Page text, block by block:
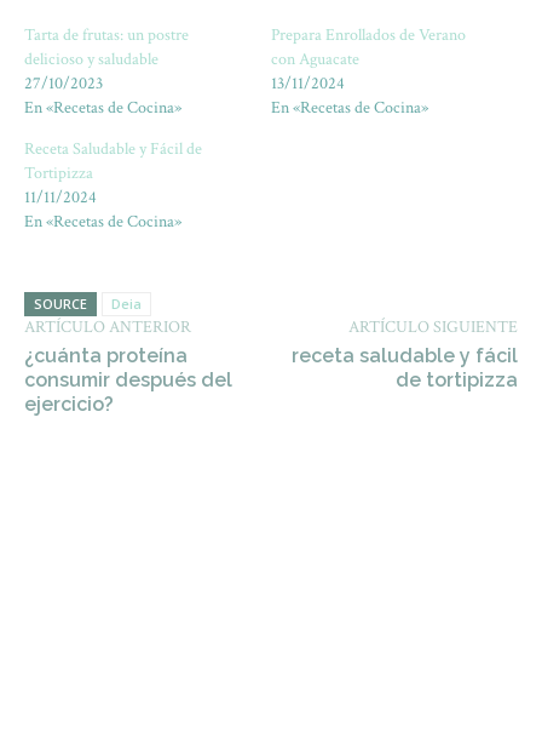
Tarta de frutas: un postre
delicioso y saludable
27/10/2023
En «Recetas de Cocina»
Prepara Enrollados de Verano
con Aguacate
13/11/2024
En «Recetas de Cocina»
Receta Saludable y Fácil de
Tortipizza
11/11/2024
En «Recetas de Cocina»
SOURCE Deia
ARTÍCULO ANTERIOR
¿cuánta proteína
consumir después del
ejercicio?
ARTÍCULO SIGUIENTE
receta saludable y fácil
de tortipizza